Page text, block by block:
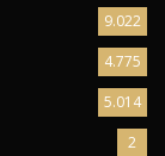
9.022
4.775
5.014
2